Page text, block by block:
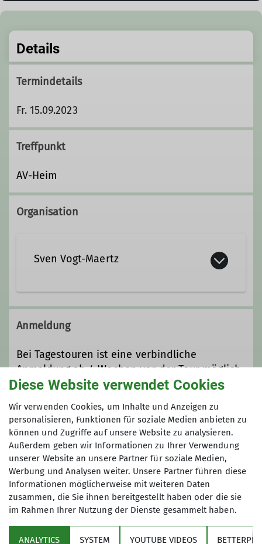
Details
Termindetails
Fr. 15.09.2023
Treffpunkt
AV-Heim
Organisation
Sven Vogt-Maertz
Kontakt aufnehmen
Qualifikationen
Trainer*in C Bergsteigen
Anmeldung
Bei Tagestouren ist eine verbindliche
Anmeldung ab 4 Wochen vor der Tour möglich.
Maximale Teilnehmeranzahl
5
Diese Website verwendet Cookies
Wir verwenden Cookies, um Inhalte und Anzeigen zu
personalisieren, Funktionen für soziale Medien anbieten zu
können und Zugriffe auf unsere Website zu analysieren.
Außerdem geben wir Informationen zu Ihrer Verwendung
unserer Website an unsere Partner für soziale Medien,
Werbung und Analysen weiter. Unsere Partner führen diese
Informationen möglicherweise mit weiteren Daten
zusammen, die Sie ihnen bereitgestellt haben oder die sie
im Rahmen Ihrer Nutzung der Dienste gesammelt haben.
ANALYTICS SYSTEM YOUTUBE VIDEOS